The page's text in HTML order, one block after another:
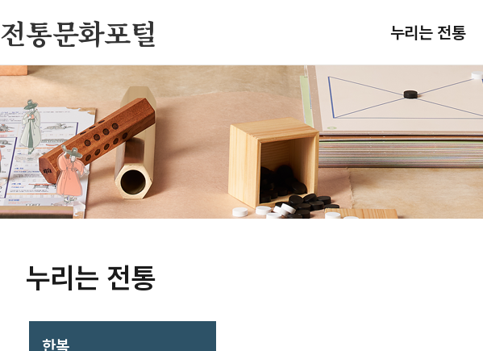
전통문화포털 누리는 전통
누리는 전통
한복